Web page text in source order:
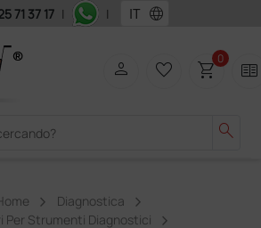
71 37 17 | | language
search
person favorite_border shopping_cart0 two_pager
Diagnostica
Per Strumenti Diagnostici